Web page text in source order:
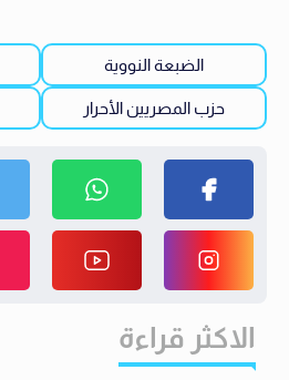
الضبعة النووية
حزب المصريين الأحرار
الاكثر قراءة